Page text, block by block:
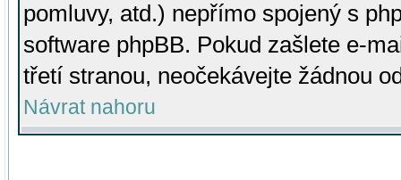
pomluvy, atd.) nepřímo spojený s
software phpBB. Pokud zašlete e-
třetí stranou, neočekávejte žádnou
Návrat nahoru